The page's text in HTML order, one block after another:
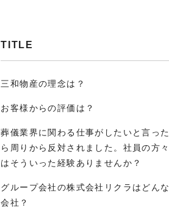
TITLE
三和物産の理念は？
お客様からの評価は？
葬儀業界に関わる仕事がしたいと言った
ら周りから反対されました。社員の方々
はそういった経験ありませんか？
グループ会社の株式会社リクラはどんな
会社？